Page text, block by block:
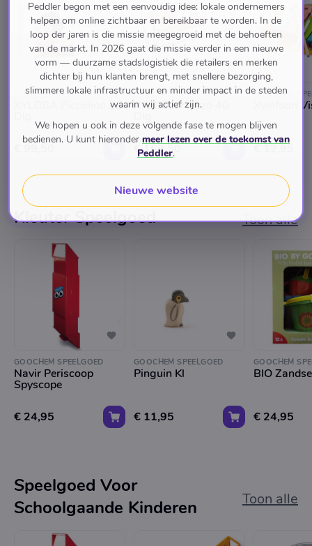
GOOCHEM SPEELGOED
XYLOBA Piccolino 25
GOOCHEM SPEELGOED
XYLOBA Mezzo 40
€ 169,50
GOOCHEM
Xylofoon
€ 12,95
Kleuter Speelgoed Toon alle
GOOCHEM SPEELGOED
Navir Periscoop
Spyscope
€ 24,95
GOOCHEM SPEELGOED
Pinguin Kl
€ 11,95
GOOCHEM
BIO
€ 24,95
Speelgoed Voor
Schoolgaande Kinderen
Toon alle
Peddler begon met een eenvoudig idee: lokale ondernemers
helpen om online zichtbaar en bereikbaar te worden. In de
loop der jaren is die missie meegegroeid met de behoeften
van de markt. In 2026 gaat die missie verder in een nieuwe
vorm — duurzame stadslogistiek die retailers en merken
dichter bij hun klanten brengt, met snellere bezorging,
slimmere lokale infrastructuur en minder impact in de steden
waarin wij actief zijn.
We hopen u ook in deze volgende fase te mogen blijven
bedienen. U kunt hieronder meer lezen over de toekomst van
Peddler.
Nieuwe website